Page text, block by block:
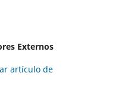
Externos
artículo de